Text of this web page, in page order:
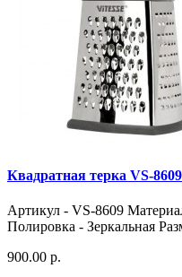
Квадратная терка VS-8609
Артикул - VS-8609
Полировка - Зеркальная
900.00 р.